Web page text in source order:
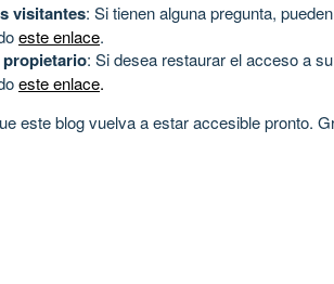
visitantes: Si tienen alguna pregunta,
este enlace.
propietario: Si desea restaurar el acceso a
este enlace.
este blog vuelva a estar accesible pronto.